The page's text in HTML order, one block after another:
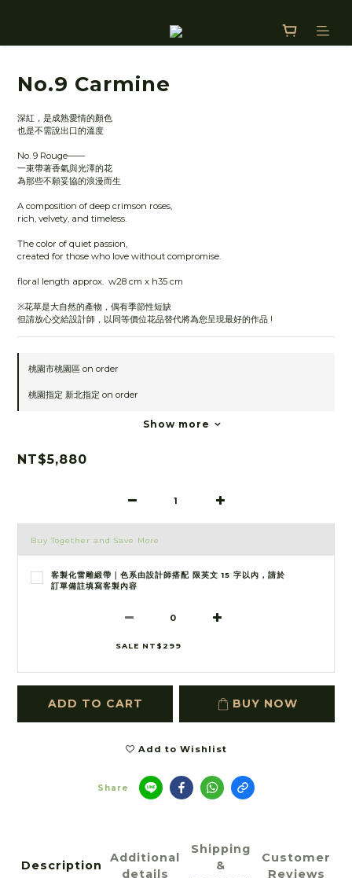
No.9 Carmine
深紅，是成熟愛情的顏色
也是不需說出口的溫度
No. 9 Rouge——
一束帶著香氣與光澤的花
為那些不願妥協的浪漫而生
A composition of deep crimson roses,
rich, velvety, and timeless.
The color of quiet passion,
created for those who love without compromise.
floral length approx.  w28 cm x h35 cm
※花草是大自然的產物，偶有季節性短缺
但請放心交給設計師，以同等價位花品替代將為您呈現最好的作品 !
桃園市桃園區 on order
桃園指定 新北指定 on order
Show more
NT$5,880
Buy Together and Save More
客製化雷雕緞帶｜色系由設計師搭配 限英文 15 字以內，請於
訂單備註填寫客製內容
SALE NT$299
ADD TO CART BUY NOW
Add to Wishlist
Share
Description
Additional
details
Shipping
&
Customer
Reviews